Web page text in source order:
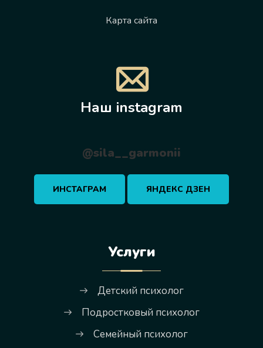
Карта сайта
Наш instagram
@sila__garmonii
ИНСТАГРАМ ЯНДЕКС ДЗЕН
Услуги
Детский психолог
Подростковый психолог
Семейный психолог